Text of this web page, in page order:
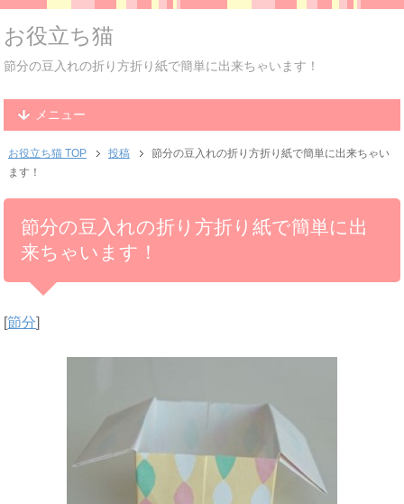
お役立ち猫
節分の豆入れの折り方折り紙で簡単に出来ちゃいます！
メニュー
お役立ち猫 TOP 投稿
節分の豆入れの折り方折り紙で簡単に出来ちゃい
ます！
節分の豆入れの折り方折り紙で簡単に出
来ちゃいます！
[節分]